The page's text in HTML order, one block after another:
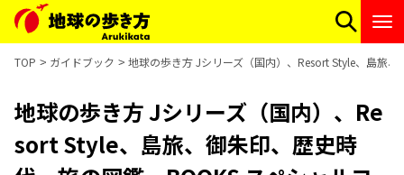
TOP ガイドブック 地球の歩き方 Jシリーズ（国内）、Resort Style、島旅
地球の歩き方 Jシリーズ（国内）、Re
sort Style、島旅、御朱印、歴史時